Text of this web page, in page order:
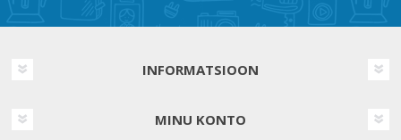
INFORMATSIOON
MINU KONTO